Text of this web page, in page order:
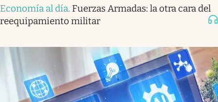
Economía al día. Fuerzas Armadas: la otra cara del
reequipamiento militar